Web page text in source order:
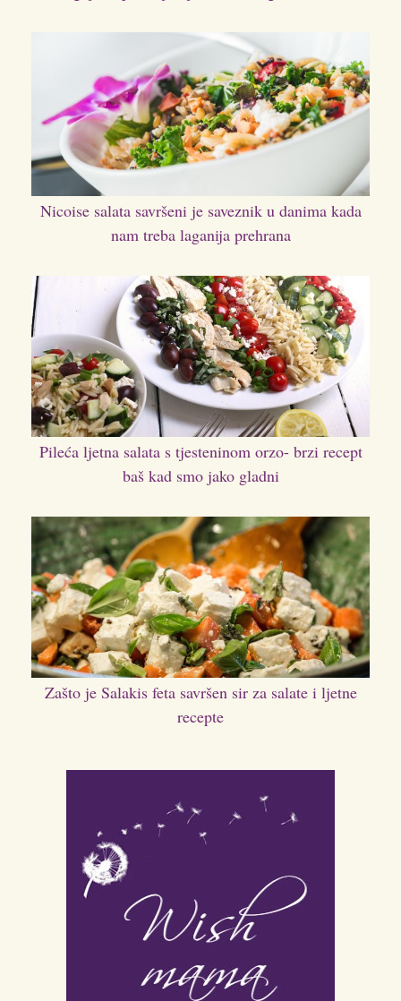
Nicoise salata savršeni je saveznik u danima kada
nam treba laganija prehrana
Pileća ljetna salata s tjesteninom orzo- brzi recept
baš kad smo jako gladni
Zašto je Salakis feta savršen sir za salate i ljetne
recepte